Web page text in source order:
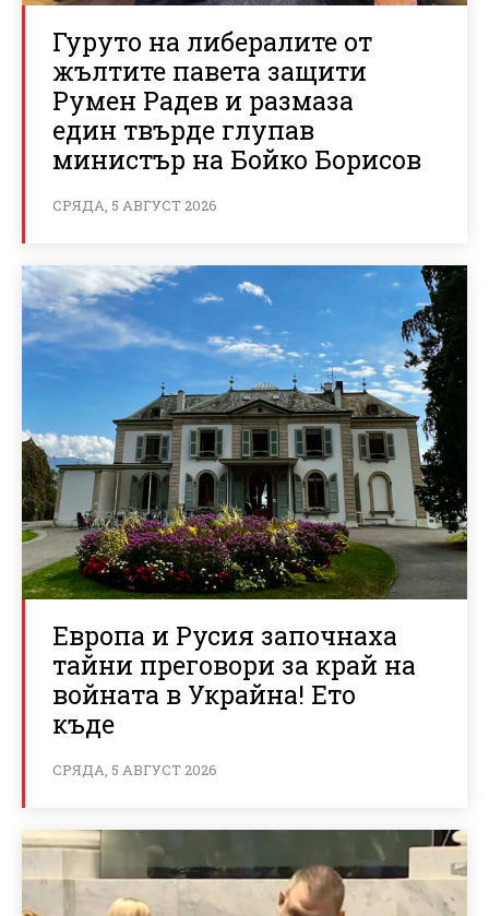
Гуруто на либералите от
жълтите павета защити
Румен Радев и размаза
един твърде глупав
министър на Бойко Борисов
СРЯДА, 5 АВГУСТ 2026
Европа и Русия започнаха
тайни преговори за край на
войната в Украйна! Ето
къде
СРЯДА, 5 АВГУСТ 2026